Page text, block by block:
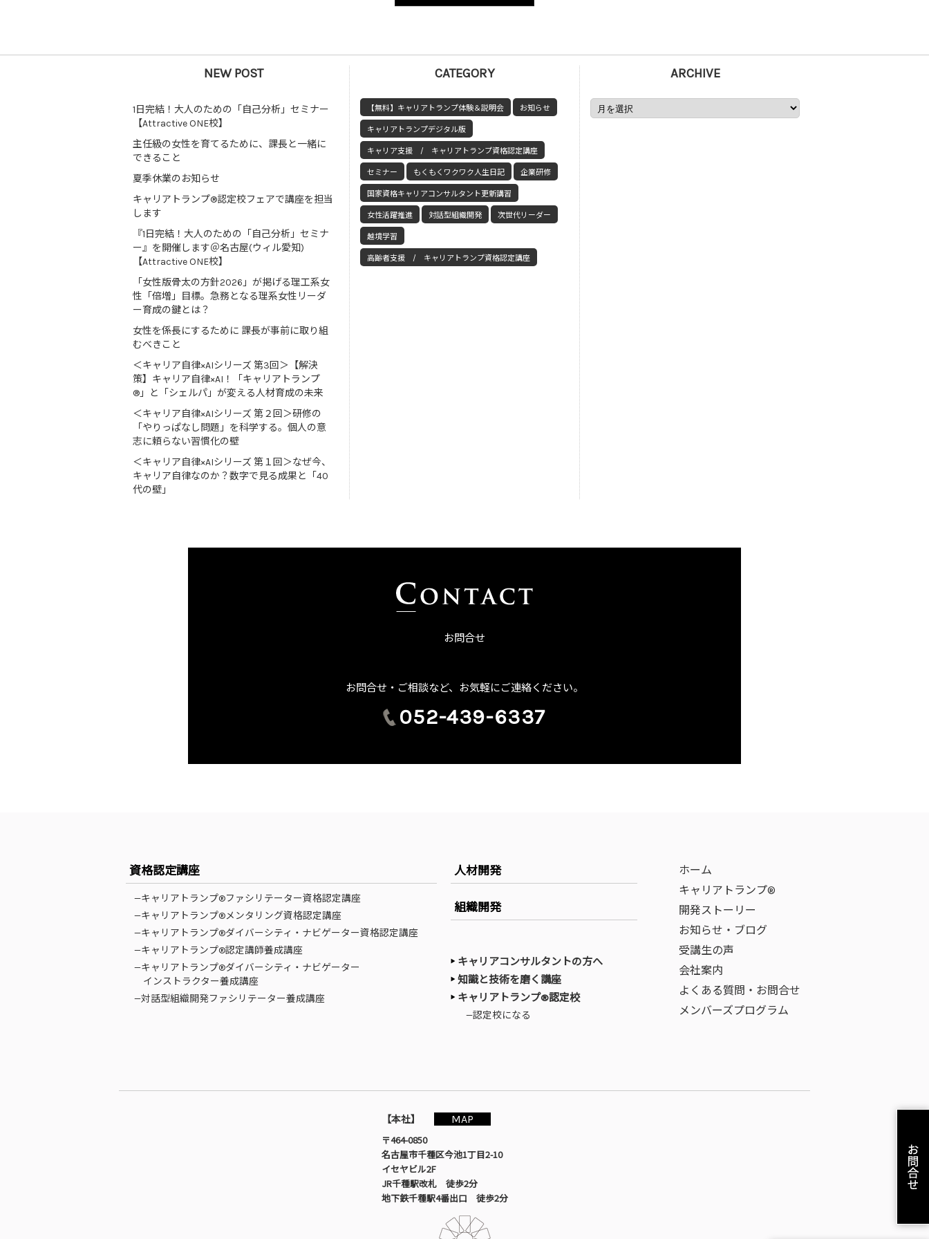
NEW POST
1日完結！大人のための「自己分析」セミナー
【Attractive ONE校】
主任級の女性を育てるために、課長と一緒に
できること
夏季休業のお知らせ
キャリアトランプ®認定校フェアで講座を担当
します
『1日完結！大人のための「自己分析」セミナ
ー』を開催します＠名古屋(ウィル愛知)
【Attractive ONE校】
「女性版骨太の方針2026」が掲げる理工系女
性「倍増」目標。急務となる理系女性リーダ
ー育成の鍵とは？
女性を係長にするために 課長が事前に取り組
むべきこと
＜キャリア自律×AIシリーズ 第3回＞【解決
策】キャリア自律×AI！「キャリアトランプ
®」と「シェルパ」が変える人材育成の未来
＜キャリア自律×AIシリーズ 第２回＞研修の
「やりっぱなし問題」を科学する。個人の意
志に頼らない習慣化の壁
＜キャリア自律×AIシリーズ 第１回＞なぜ今、
キャリア自律なのか？数字で見る成果と「40
代の壁」
CATEGORY
【無料】キャリアトランプ体験＆説明会 お知らせ
キャリアトランプデジタル版
キャリア支援 / キャリアトランプ資格認定講座
セミナー もくもくワクワク人生日記 企業研修
国家資格キャリアコンサルタント更新講習
女性活躍推進 対話型組織開発 次世代リーダー
越境学習
高齢者支援 / キャリアトランプ資格認定講座
ARCHIVE
お問合せ
お問合せ・ご相談など、お気軽にご連絡ください。
052-439-6337
資格認定講座
—キャリアトランプ®ファシリテーター資格認定講座
—キャリアトランプ®メンタリング資格認定講座
—キャリアトランプ®ダイバーシティ・ナビゲーター資格認定講座
—キャリアトランプ®認定講師養成講座
—キャリアトランプ®ダイバーシティ・ナビゲーター
インストラクター養成講座
—対話型組織開発ファシリテーター養成講座
人材開発
組織開発
キャリアコンサルタントの方へ
知識と技術を磨く講座
キャリアトランプ®認定校
—認定校になる
ホーム
キャリアトランプ®
開発ストーリー
お知らせ・ブログ
受講生の声
会社案内
よくある質問・お問合せ
メンバーズプログラム
【本社】
MAP
〒464-0850
名古屋市千種区今池1丁目2-10
イセヤビル2F
JR千種駅改札 徒歩2分
地下鉄千種駅4番出口 徒歩2分